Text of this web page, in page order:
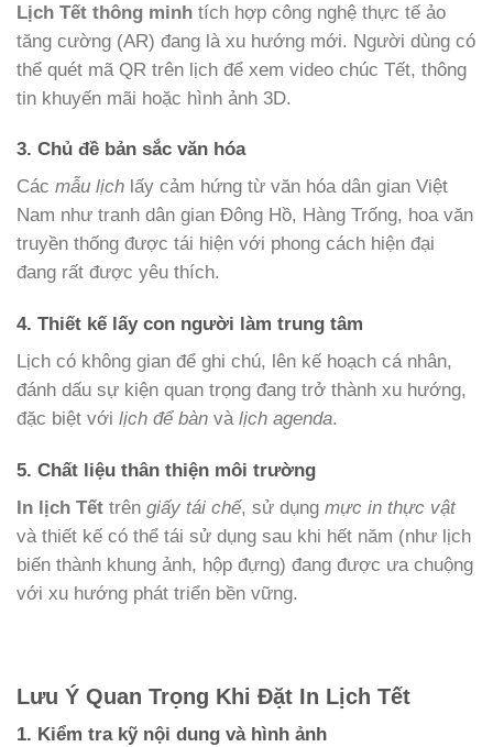
Lịch Tết thông minh tích hợp công nghệ thực tế ảo
tăng cường (AR) đang là xu hướng mới. Người dùng có
thể quét mã QR trên lịch để xem video chúc Tết, thông
tin khuyến mãi hoặc hình ảnh 3D.
3. Chủ đề bản sắc văn hóa
Các mẫu lịch lấy cảm hứng từ văn hóa dân gian Việt
Nam như tranh dân gian Đông Hồ, Hàng Trống, hoa văn
truyền thống được tái hiện với phong cách hiện đại
đang rất được yêu thích.
4. Thiết kế lấy con người làm trung tâm
Lịch có không gian để ghi chú, lên kế hoạch cá nhân,
đánh dấu sự kiện quan trọng đang trở thành xu hướng,
đặc biệt với lịch để bàn và lịch agenda.
5. Chất liệu thân thiện môi trường
In lịch Tết trên giấy tái chế, sử dụng mực in thực vật
và thiết kế có thể tái sử dụng sau khi hết năm (như lịch
biến thành khung ảnh, hộp đựng) đang được ưa chuộng
với xu hướng phát triển bền vững.
Lưu Ý Quan Trọng Khi Đặt In Lịch Tết
1. Kiểm tra kỹ nội dung và hình ảnh